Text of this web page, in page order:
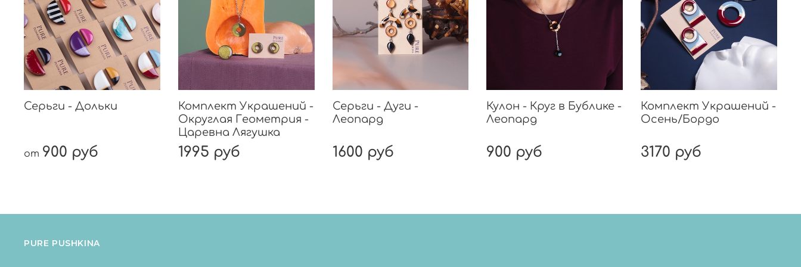
Серьги - Дольки
от 900 руб
Комплект Украшений -
Округлая Геометрия -
Царевна Лягушка
1995 руб
Серьги - Дуги -
Леопард
1600 руб
Кулон - Круг в Бублике -
Леопард
900 руб
Комплект Украшений -
Осень/Бордо
3170 руб
PURE PUSHKINA